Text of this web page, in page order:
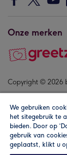
Onze merken
Copyright © 2026
Alle prijzen zijn
We gebruiken
het sitegebruik te
bieden. Door op
gebruik van
geplaatst, klikt u